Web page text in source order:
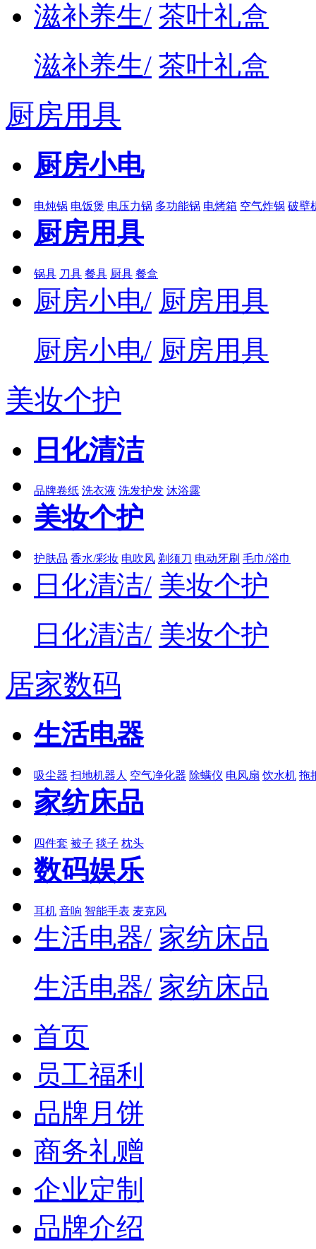
滋补养生/ 茶叶礼盒
滋补养生/ 茶叶礼盒
厨房用具
厨房小电
电炖锅 电饭煲 电压力锅 多功能锅 电烤箱 空气炸锅 破壁
厨房用具
锅具 刀具 餐具 厨具 餐盒
厨房小电/ 厨房用具
厨房小电/ 厨房用具
美妆个护
日化清洁
品牌卷纸 洗衣液 洗发护发 沐浴露
美妆个护
护肤品 香水/彩妆 电吹风 剃须刀 电动牙刷 毛巾/浴巾
日化清洁/ 美妆个护
日化清洁/ 美妆个护
居家数码
生活电器
吸尘器 扫地机器人 空气净化器 除螨仪 电风扇 饮水机 拖
家纺床品
四件套 被子 毯子 枕头
数码娱乐
耳机 音响 智能手表 麦克风
生活电器/ 家纺床品
生活电器/ 家纺床品
首页
员工福利
品牌月饼
商务礼赠
企业定制
品牌介绍